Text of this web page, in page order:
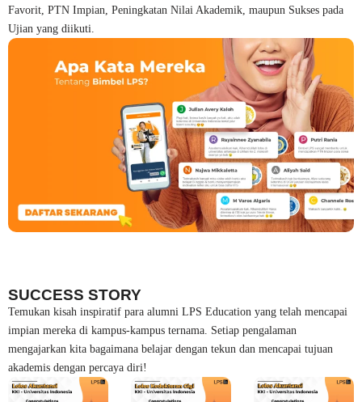
Favorit, PTN Impian, Peningkatan Nilai Akademik, maupun Sukses pada
Ujian yang diikuti.
SUCCESS STORY
Temukan kisah inspiratif para alumni LPS Education yang telah mencapai
impian mereka di kampus-kampus ternama. Setiap pengalaman
mengajarkan kita bagaimana belajar dengan tekun dan mencapai tujuan
akademis dengan percaya diri!